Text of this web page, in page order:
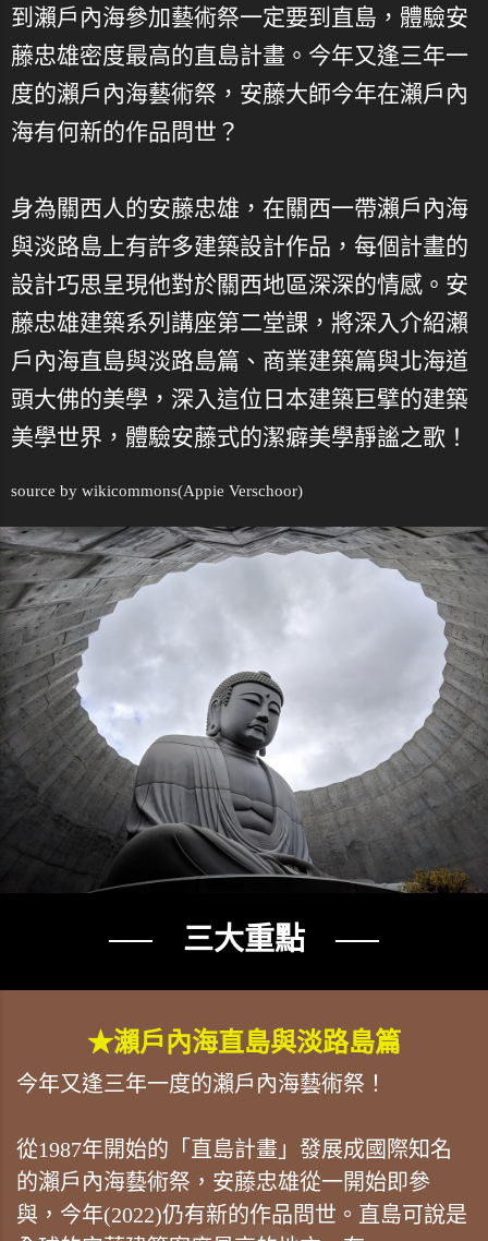
到瀨戶內海參加藝術祭一定要到直島，體驗安
藤忠雄密度最高的直島計畫。今年又逢三年一
度的瀨戶內海藝術祭，安藤大師今年在瀨戶內
海有何新的作品問世？
身為關西人的安藤忠雄，在關西一帶瀨戶內海
與淡路島上有許多建築設計作品，每個計畫的
設計巧思呈現他對於關西地區深深的情感。安
藤忠雄建築系列講座第二堂課，將深入介紹瀨
戶內海直島與淡路島篇、商業建築篇與北海道
頭大佛的美學，深入這位日本建築巨擘的建築
美學世界，體驗安藤式的潔癖美學靜謐之歌！
source by wikicommons(Appie Verschoor)
── 三大重點 ──
★瀨戶內海直島與淡路島篇
今年又逢三年一度的瀨戶內海藝術祭！
從1987年開始的「直島計畫」發展成國際知名
的瀨戶內海藝術祭，安藤忠雄從一開始即參
與，今年(2022)仍有新的作品問世。直島可說是